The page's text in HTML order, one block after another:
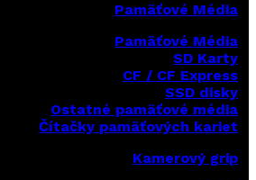
Pamäťové Média
Pamäťové Média
SD Karty
CF / CF Express
SSD disky
Ostatné pamäťové média
Čítačky pamäťových kariet
Kamerový grip